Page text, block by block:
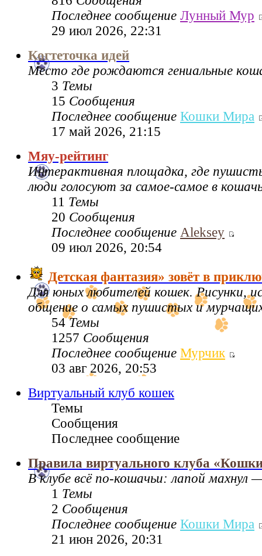
Последнее сообщение Лунный Мур
29 июл 2026, 22:31
Когтеточка идей
Место где рождаются гениальные
3 Темы
15 Сообщения
Последнее сообщение Кошки Мира
17 май 2026, 21:15
Мяу-рейтинг
Интерактивная площадка, где
люди голосуют за самое-самое в
11 Темы
20 Сообщения
Последнее сообщение Aleksey
09 июл 2026, 20:54
Детская фантазия» зовёт в
Для юных любителей кошек. Рисунки,
общение о самых пушистых и
54Темы
1257 Сообщения
Последнее сообщение Мурчик
03 авг 2026, 20:53
Виртуальный клуб кошек
Темы
Сообщения
Последнее сообщение
Правила виртуального клуба
В клубе всё по‑кошачьи: лапой махнул
1 Темы
2 Сообщения
Последнее сообщение Кошки Мира
21 июн 2026, 20:31